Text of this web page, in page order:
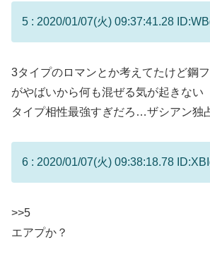
5 : 2020/01/07(火) 09:37:41.28
3タイプのロマンとか考えてたけど鋼
がやばいから何も混ぜる気が起きない
タイプ相性最強すぎだろ…ザシアン独
6 : 2020/01/07(火) 09:38:18.78
>>5
エアプか？